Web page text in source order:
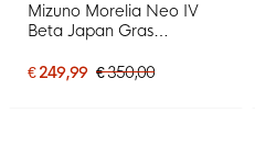
Mizuno Morelia Neo IV
Beta Japan Gras
Blauw Grijs Goud
€ 249,99 € 350,00